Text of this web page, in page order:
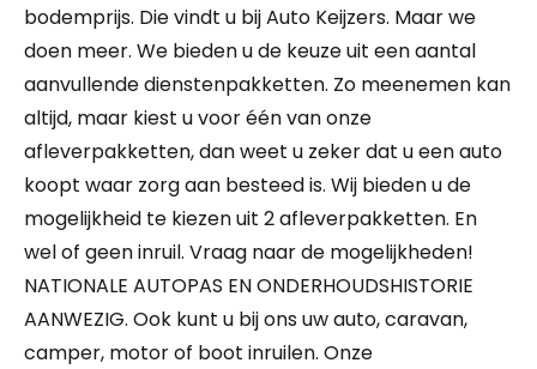
bodemprijs. Die vindt u bij Auto Keijzers. Maar we
doen meer. We bieden u de keuze uit een aantal
aanvullende dienstenpakketten. Zo meenemen kan
altijd, maar kiest u voor één van onze
afleverpakketten, dan weet u zeker dat u een auto
koopt waar zorg aan besteed is. Wij bieden u de
mogelijkheid te kiezen uit 2 afleverpakketten. En
wel of geen inruil. Vraag naar de mogelijkheden!
NATIONALE AUTOPAS EN ONDERHOUDSHISTORIE
AANWEZIG. Ook kunt u bij ons uw auto, caravan,
camper, motor of boot inruilen. Onze